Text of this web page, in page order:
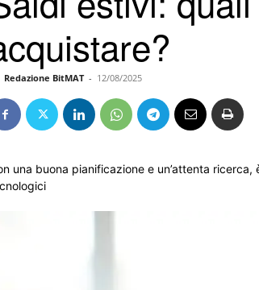
Redazione BitMAT - 12/08/2025
una buona pianificazione e un’attenta